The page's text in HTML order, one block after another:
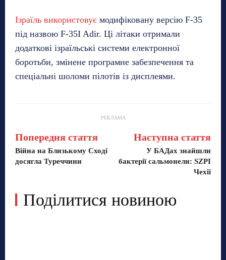
Ізраїль використовує модифіковану версію F-35
під назвою F-35I Adir. Ці літаки отримали
додаткові ізраїльські системи електронної
боротьби, змінене програмне забезпечення та
спеціальні шоломи пілотів із дисплеями.
РЕКЛАМА
Попередня стаття
Війна на Близькому Сході
досягла Туреччини
Наступна стаття
У БАДах знайшли
бактерії сальмонели: SZPI
Чехії
Поділитися новиною